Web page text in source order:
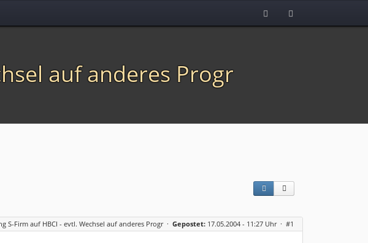
auf anderes Progr
S-Firm auf HBCI - evtl. Wechsel auf anderes Progr· Gepostet: 17.05.2004 - 11:27 Uhr · #1